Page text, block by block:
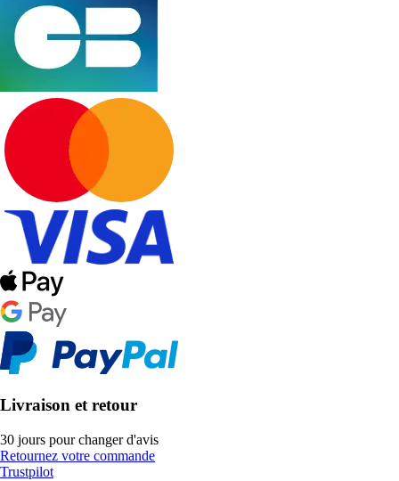
Livraison et retour
30 jours pour changer d'avis
Retournez votre commande
Trustpilot